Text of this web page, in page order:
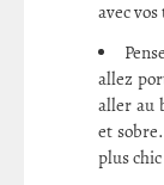
avec
allez
aller au
et
plus